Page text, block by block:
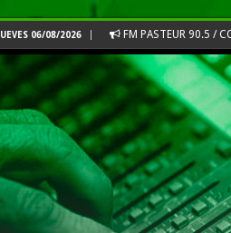
JUEVES 06/08/2026 FM PASTEUR 90.5 /